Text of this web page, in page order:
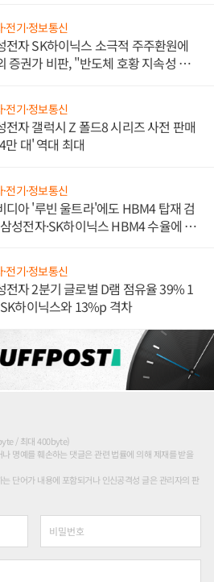
전기·정보통신
전자 SK하이닉스 소극적 주주환원에
증권가 비판, "반도체 호황 지속성 의
전기·정보통신
전자 갤럭시 Z 폴드8 시리즈 사전 판매
만 대' 역대 최대
전기·정보통신
디아 '루빈 울트라'에도 HBM4 탑재 검
성전자·SK하이닉스 HBM4 수율에 주
전기·정보통신
전자 2분기 글로벌 D램 점유율 39% 1
하이닉스와 13%p 격차
/ 최대 400byte)
명예를 훼손하는 댓글은 관련 법률에 의해 제재를 받을
단어가 내용에 포함되거나 인신공격성 글은 관리자의 판